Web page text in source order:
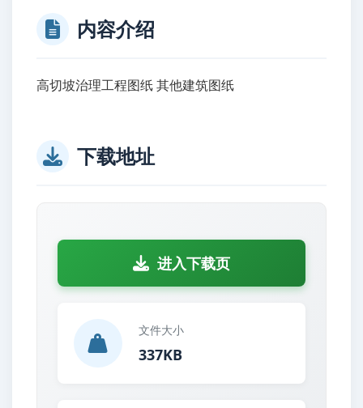
内容介绍
高切坡治理工程图纸 其他建筑图纸
下载地址
进入下载页
文件大小
337KB